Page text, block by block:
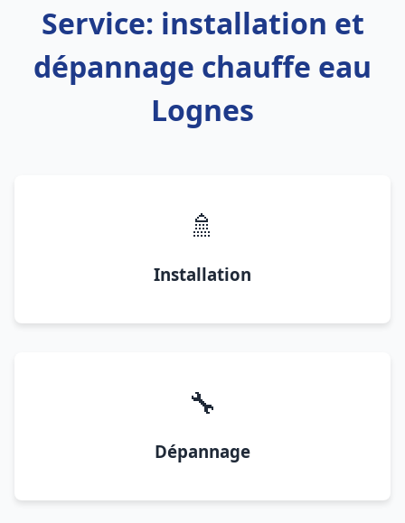
Service: installation et
dépannage chauffe eau
Lognes
🚿
Installation
🔧
Dépannage